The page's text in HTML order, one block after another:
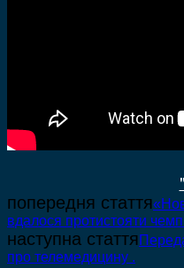
попередня стаття
вдалося протистояти
наступна стаття
про телемедицину .